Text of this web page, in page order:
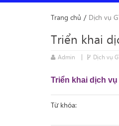
Trang chủ / Dịch vụ
Triển khai
Admin Dịch vụ
Triển khai dịch
Từ khóa: